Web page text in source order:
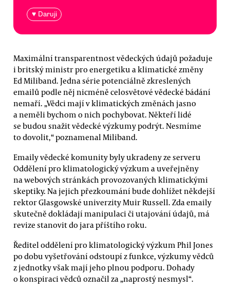
♥ Daruji
Maximální transparentnost vědeckých údajů požaduje
i britský ministr pro energetiku a klimatické změny
Ed Miliband. Jedna série potenciálně zkreslených
emailů podle něj nicméně celosvětové vědecké bádání
nemaří. „Vědci mají v klimatických změnách jasno
a neměli bychom o nich pochybovat. Někteří lidé
se budou snažit vědecké výzkumy podrýt. Nesmíme
to dovolit,“ poznamenal Miliband.
Emaily vědecké komunity byly ukradeny ze serveru
Oddělení pro klimatologický výzkum a uveřejněny
na webových stránkách provozovaných klimatickými
skeptiky. Na jejich přezkoumání bude dohlížet někdejší
rektor Glasgowské univerzity Muir Russell. Zda emaily
skutečně dokládají manipulaci či utajování údajů, má
revize stanovit do jara příštího roku.
Ředitel oddělení pro klimatologický výzkum Phil Jones
po dobu vyšetřování odstoupí z funkce, výzkumy vědců
z jednotky však mají jeho plnou podporu. Dohady
o konspiraci vědců označil za „naprostý nesmysl“.